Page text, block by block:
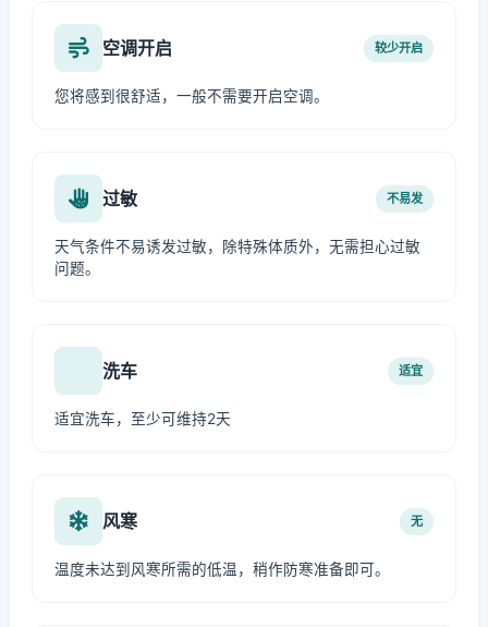
空调开启 较少开启
您将感到很舒适，一般不需要开启空调。
过敏 不易发
天气条件不易诱发过敏，除特殊体质外，无需担心过敏
问题。
洗车 适宜
适宜洗车，至少可维持2天
风寒 无
温度未达到风寒所需的低温，稍作防寒准备即可。